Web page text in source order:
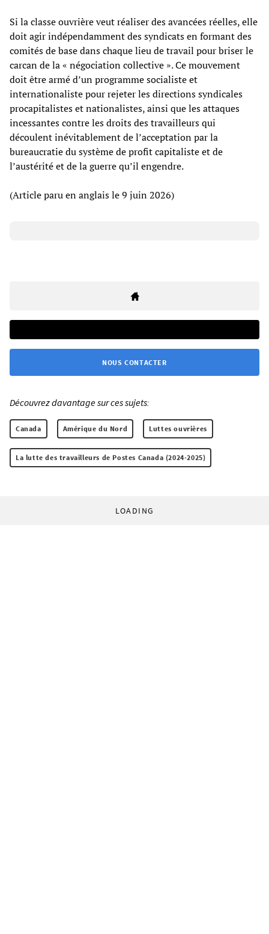
Si la classe ouvrière veut réaliser des avancées réelles, elle
doit agir indépendamment des syndicats en formant des
comités de base dans chaque lieu de travail pour briser le
carcan de la « négociation collective ». Ce mouvement
doit être armé d’un programme socialiste et
internationaliste pour rejeter les directions syndicales
procapitalistes et nationalistes, ainsi que les attaques
incessantes contre les droits des travailleurs qui
découlent inévitablement de l’acceptation par la
bureaucratie du système de profit capitaliste et de
l’austérité et de la guerre qu’il engendre.
(Article paru en anglais le 9 juin 2026)
NOUS CONTACTER
Découvrez davantage sur ces sujets:
Canada Amérique du Nord Luttes ouvrières
La lutte des travailleurs de Postes Canada (2024-2025)
LOADING